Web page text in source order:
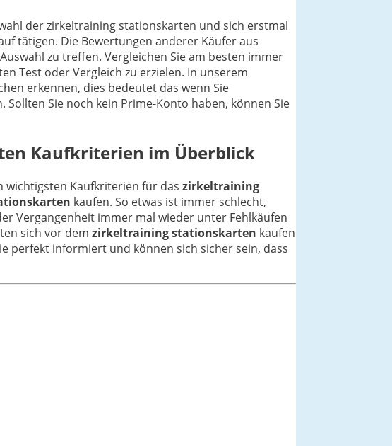
der zirkeltraining stationskarten und sich erstmal
tätigen. Die Bewertungen anderer Käufer aus
zu treffen. Vergleichen Sie am besten immer
Test oder Vergleich zu erzielen. In unserem
erkennen, dies bedeutet das wenn Sie
Sie noch kein Prime-Konto haben, können Sie
Kaufkriterien im Überblick
wichtigsten Kaufkriterien für das zirkeltraining
kaufen. So etwas ist immer schlecht,
Vergangenheit immer mal wieder unter Fehlkäufen
sich vor dem zirkeltraining stationskarten kaufen
perfekt informiert und können sich sicher sein, dass